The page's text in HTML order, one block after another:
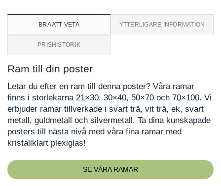
BRA ATT VETA YTTERLIGARE INFORMATION
PRISHISTORIK
Ram till din poster
Letar du efter en ram till denna poster? Våra ramar
finns i storlekarna 21×30, 30×40, 50×70 och 70×100. Vi
erbjuder ramar tillverkade i svart trä, vit trä, ek, svart
metall, guldmetall och silvermetall. Ta dina kunskapade
posters till nästa nivå med våra fina ramar med
kristallklart plexiglas!
SE VÅRA RAMAR